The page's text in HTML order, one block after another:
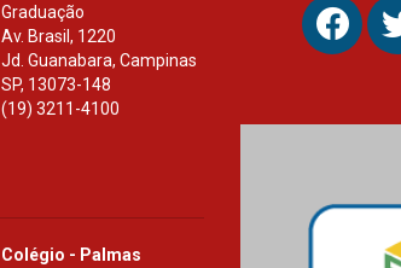
Graduação
Av. Brasil, 1220
Jd. Guanabara, Campinas
SP, 13073-148
(19) 3211-4100
Colégio - Palmas